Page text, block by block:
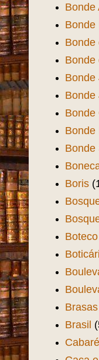
Bonde
Bonde
Bonde
Bonde
Bonde
Bonde
Bonde
Bonde
Bonde
Boris
Brasil